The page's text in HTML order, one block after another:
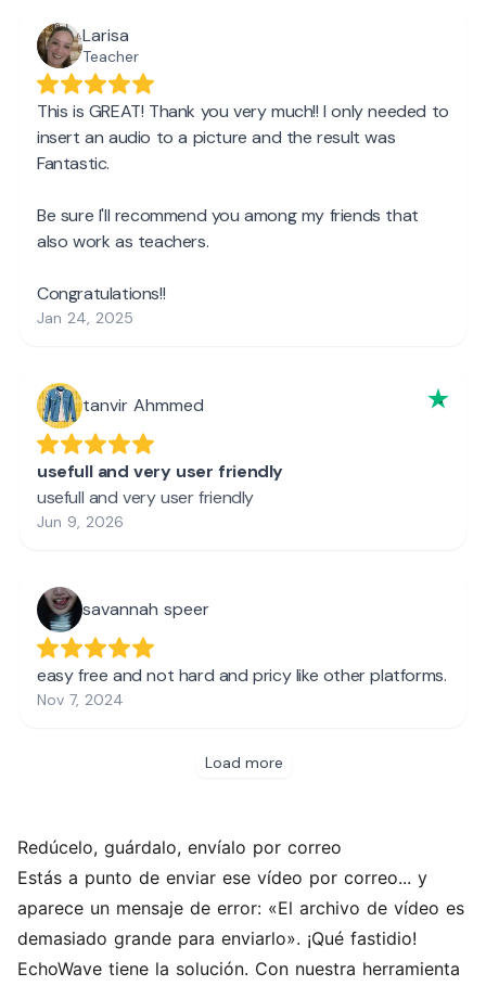
Redúcelo, guárdalo, envíalo por correo
Estás a punto de enviar ese vídeo por correo... y
aparece un mensaje de error: «El archivo de vídeo es
demasiado grande para enviarlo». ¡Qué fastidio!
EchoWave tiene la solución. Con nuestra herramienta